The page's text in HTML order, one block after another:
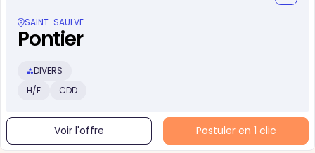
SAINT-SAULVE
Pontier
DIVERS
H/F
CDD
Voir l'offre Postuler en 1 clic